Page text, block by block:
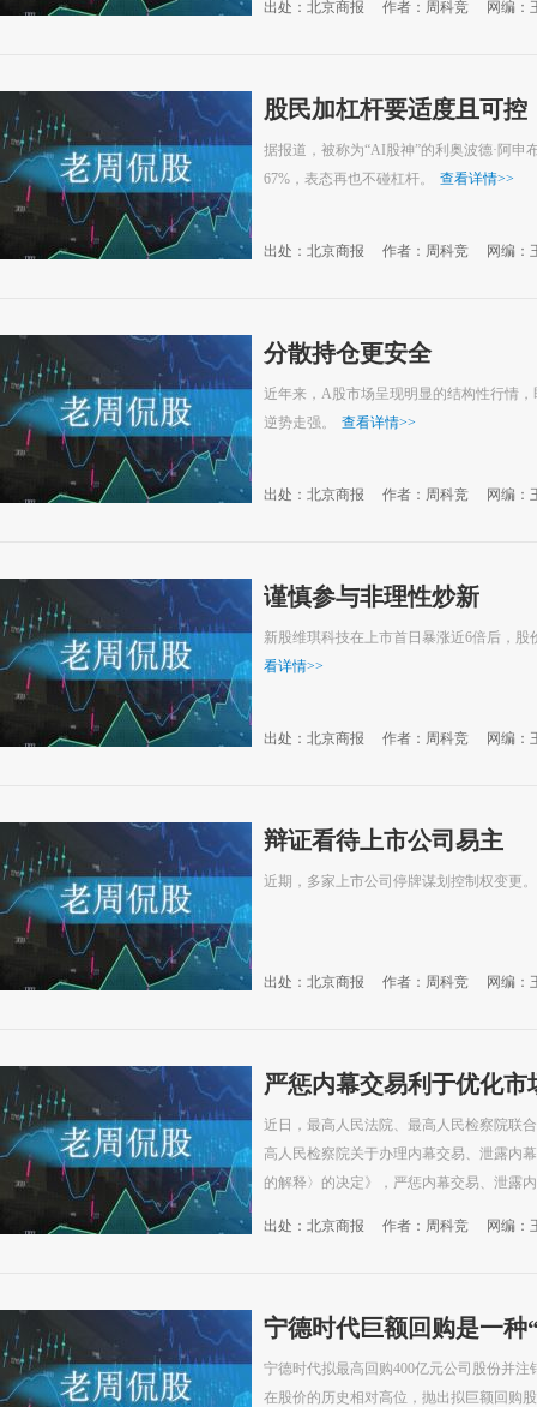
出处：北京商报 作者：周科竞 网编：
股民加杠杆要适度且可控
据报道，被称为“AI股神”的利奥波德·阿
67%，表态再也不碰杠杆。
查看详情>>
出处：北京商报 作者：周科竞 网编：
分散持仓更安全
近年来，A股市场呈现明显的结构性行情
逆势走强。
查看详情>>
出处：北京商报 作者：周科竞 网编：
谨慎参与非理性炒新
新股维琪科技在上市首日暴涨近6倍后，股
看详情>>
出处：北京商报 作者：周科竞 网编：
辩证看待上市公司易主
近期，多家上市公司停牌谋划控制权变更。
出处：北京商报 作者：周科竞 网编：
严惩内幕交易利于优化市
近日，最高人民法院、最高人民检察院联
高人民检察院关于办理内幕交易、泄露内
的解释〉的决定》，严惩内幕交易、泄露
出处：北京商报 作者：周科竞 网编：
宁德时代巨额回购是一种
宁德时代拟最高回购400亿元公司股份并
在股价的历史相对高位，抛出拟巨额回购